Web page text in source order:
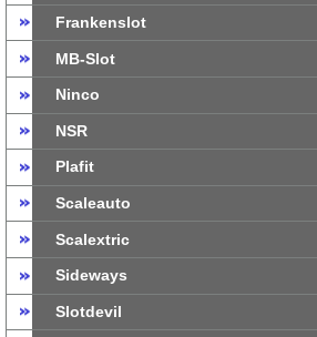
Frankenslot
MB-Slot
Ninco
NSR
Plafit
Scaleauto
Scalextric
Sideways
Slotdevil